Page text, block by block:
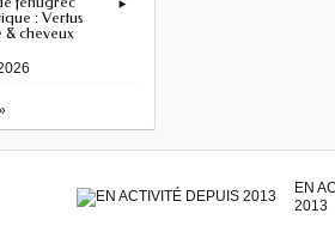
: Vertus
& cheveux
EN
2013